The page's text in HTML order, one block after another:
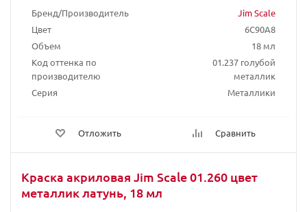
Бренд/Производитель
Jim Scale
Цвет
6C90A8
Объем
18 мл
Код оттенка по
производителю
01.237 голубой
металлик
Серия
Металлики
Отложить Сравнить
Краска акриловая Jim Scale 01.260 цвет
металлик латунь, 18 мл